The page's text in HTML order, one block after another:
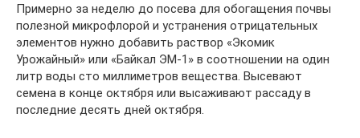
Примерно за неделю до посева для обогащения почвы
полезной микрофлорой и устранения отрицательных
элементов нужно добавить раствор «Экомик
Урожайный» или «Байкал ЭМ-1» в соотношении на один
литр воды сто миллиметров вещества. Высевают
семена в конце октября или высаживают рассаду в
последние десять дней октября.